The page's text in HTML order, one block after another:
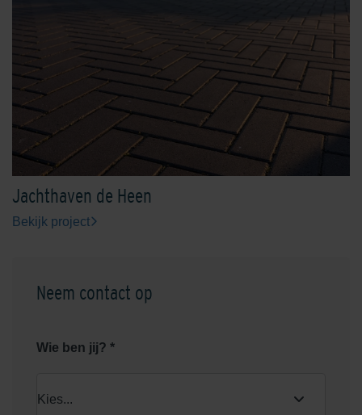
Oxydzwart Rhijnauwen Rood-Zwart
Jachthaven de Heen
Bekijk project
Neem contact op
Wie ben jij? *